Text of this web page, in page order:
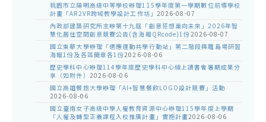
桃園市立陽明高級中等學校辦理115學年度第一學期數位前導學校
計畫「AR2VR跨域教學設計工作坊」 2026-08-07
內政部建築研究所主辦第十九屆「創意狂想巢向未來」2026年智
慧化居住空間創意競賽公告(含海報QRcode)1份2026-08-07
國立東華大學辦理「適應運動共學行動站」第二階段與離島場研習
海報1份及各區簡章各1份2026-08-06
歷史學科中心辦理114學年度歷史學科中心線上讀書會暑期成果分
享（如附件） 2026-08-06
國立高雄餐旅大學辦理「AI+智慧餐飲LOGO設計競賽」活動
2026-08-06
國立臺南女子高級中學人權教育資源中心辦理115學年度上學期
「人權及轉型正義課程入校推廣計畫」實施計畫2026-08-06